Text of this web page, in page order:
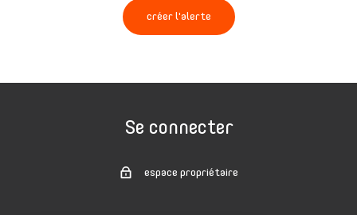
créer l'alerte
Se connecter
espace propriétaire